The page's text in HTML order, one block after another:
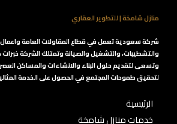
منازل شامخة | للتطوير العقاري
شركة سعودية تعمل في قطاع المقاولات العامة واعمال
والتشطيبات، والتشغيل والصيانة وتمتلك الشركة خبرات
وتسعى لتقديم حلول البناء والانشاءات والمساكن
لتحقيق طموحات المجتمع في الحصول على الخدمة
الرئيسية
خدمات منازل شامخة